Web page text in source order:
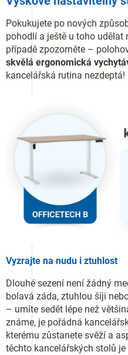
Pokukujete po nových
pohodlí a ještě u toho udělat
případě zpozorněte –
skvělá ergonomická
kancelářská rutina nezdeptá!
Vyzrajte na nudu i ztuhlost
Dlouhé sezení není žádný
bolavá záda, ztuhlou šíji
– umíte sedět lépe než
známe, je pořádná
kterému zůstanete svěží a
těchto kancelářských stolů je